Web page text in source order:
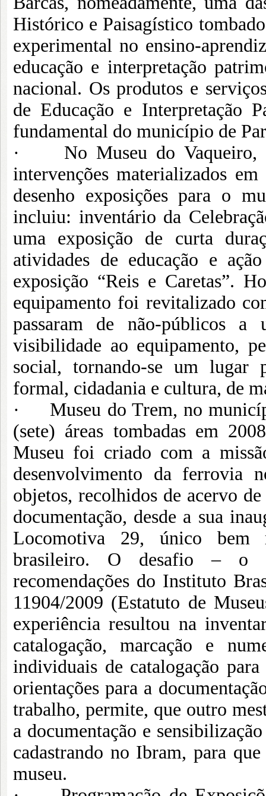
Histórico e Paisagístico
experimental no ensino-
educação e interpretação
nacional. Os produtos e
de Educação e Interpretação
fundamental do município de
· No Museu do Vaqueiro,
intervenções materializados
desenho exposições para o
incluiu: inventário da
uma exposição de curta
atividades de educação e
exposição “Reis e Caretas”.
equipamento foi revitalizado
passaram de não-públicos a
visibilidade ao equipamento,
social, tornando-se um lugar
formal, cidadania e cultura, de
· Museu do Trem, no
(sete) áreas tombadas em
Museu foi criado com a
desenvolvimento da ferrovia
objetos, recolhidos de acervo
documentação, desde a sua
Locomotiva 29, único bem
brasileiro. O desafio – o
recomendações do Instituto
11904/2009 (Estatuto de
experiência resultou na
catalogação, marcação e
individuais de catalogação
orientações para a
trabalho, permite, que outro
a documentação e
cadastrando no Ibram, para
museu.